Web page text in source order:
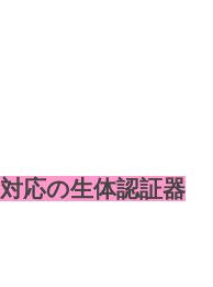
応の生体認証器